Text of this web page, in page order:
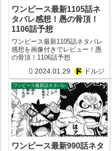
ワンピース最新1105話ネ
タバレ感想！愚の骨頂！
1106話予想
ワンピース最新1105話ネタバレ
感想を画像付きでレビュー！愚
の骨頂！1106話予想
2024.01.29 ドルジ
ワンピース最新話ネタバレ
ワンピース最新990話ネタ